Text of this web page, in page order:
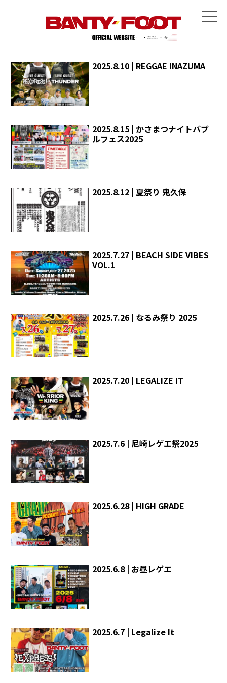
2025.8.10 | REGGAE INAZUMA
2025.8.15 | かさまつナイトバブ
ルフェス2025
2025.8.12 | 夏祭り 鬼久保
2025.7.27 | BEACH SIDE VIBES
VOL.1
2025.7.26 | なるみ祭り 2025
2025.7.20 | LEGALIZE IT
2025.7.6 | 尼崎レゲエ祭2025
2025.6.28 | HIGH GRADE
2025.6.8 | お昼レゲエ
2025.6.7 | Legalize It